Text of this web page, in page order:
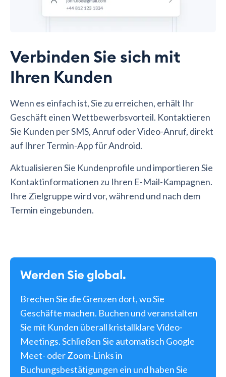
Verbinden Sie sich mit
Ihren Kunden
Wenn es einfach ist, Sie zu erreichen, erhält Ihr
Geschäft einen Wettbewerbsvorteil. Kontaktieren
Sie Kunden per SMS, Anruf oder Video-Anruf, direkt
auf Ihrer Termin-App für Android.
Aktualisieren Sie Kundenprofile und importieren Sie
Kontaktinformationen zu Ihren E-Mail-Kampagnen.
Ihre Zielgruppe wird vor, während und nach dem
Termin eingebunden.
Werden Sie global.
Brechen Sie die Grenzen dort, wo Sie
Geschäfte machen. Buchen und veranstalten
Sie mit Kunden überall kristallklare Video-
Meetings. Schließen Sie automatisch Google
Meet- oder Zoom-Links in
Buchungsbestätigungen ein und haben Sie